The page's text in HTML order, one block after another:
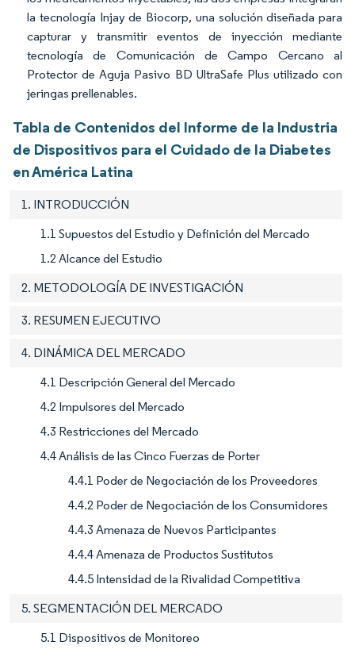
la tecnología Injay de Biocorp, una solución diseñada para
capturar y transmitir eventos de inyección mediante
tecnología de Comunicación de Campo Cercano al
Protector de Aguja Pasivo BD UltraSafe Plus utilizado con
jeringas prellenables.
Tabla de Contenidos del Informe de la Industria
de Dispositivos para el Cuidado de la Diabetes
en América Latina
1. INTRODUCCIÓN
1.1 Supuestos del Estudio y Definición del Mercado
1.2 Alcance del Estudio
2. METODOLOGÍA DE INVESTIGACIÓN
3. RESUMEN EJECUTIVO
4. DINÁMICA DEL MERCADO
4.1 Descripción General del Mercado
4.2 Impulsores del Mercado
4.3 Restricciones del Mercado
4.4 Análisis de las Cinco Fuerzas de Porter
4.4.1 Poder de Negociación de los Proveedores
4.4.2 Poder de Negociación de los Consumidores
4.4.3 Amenaza de Nuevos Participantes
4.4.4 Amenaza de Productos Sustitutos
4.4.5 Intensidad de la Rivalidad Competitiva
5. SEGMENTACIÓN DEL MERCADO
5.1 Dispositivos de Monitoreo